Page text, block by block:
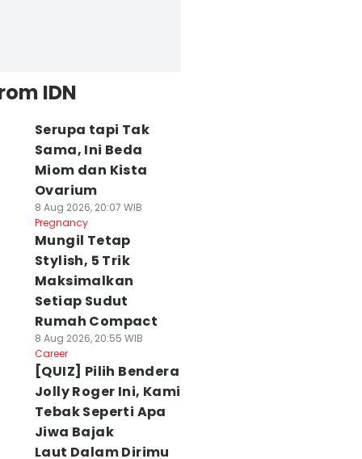
IDN
Serupa tapi Tak
Sama, Ini Beda
Miom dan Kista
Ovarium
8 Aug 2026, 20:07 WIB
Pregnancy
Mungil Tetap
Stylish, 5 Trik
Maksimalkan
Setiap Sudut
Rumah Compact
8 Aug 2026, 20:55 WIB
Career
[QUIZ] Pilih Bendera
Jolly Roger Ini, Kami
Tebak Seperti Apa
Jiwa Bajak
Laut Dalam Dirimu